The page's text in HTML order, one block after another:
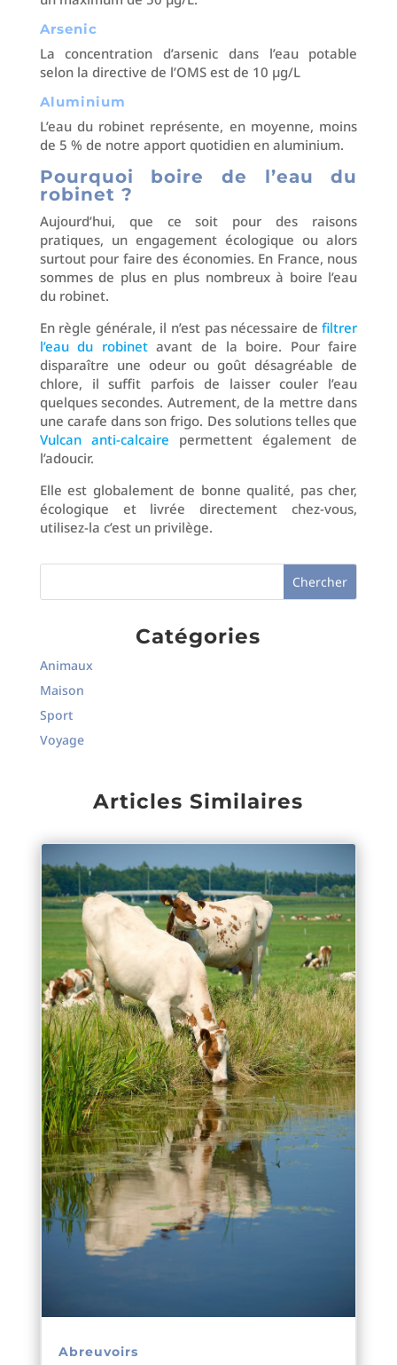
Arsenic
La concentration d’arsenic dans l’eau potable
selon la directive de l’OMS est de 10 µg/L
Aluminium
L’eau du robinet représente, en moyenne, moins
de 5 % de notre apport quotidien en aluminium.
Pourquoi boire de l’eau du
robinet ?
Aujourd’hui, que ce soit pour des raisons
pratiques, un engagement écologique ou alors
surtout pour faire des économies. En France, nous
sommes de plus en plus nombreux à boire l’eau
du robinet.
En règle générale, il n’est pas nécessaire defiltrer
l’eau du robinetavant de la boire. Pour faire
disparaître une odeur ou goût désagréable de
chlore, il suffit parfois de laisser couler l’eau
quelques secondes. Autrement, de la mettre dans
une carafe dans son frigo. Des solutions telles que
Vulcan anti-calcaire permettent également de
l’adoucir.
Elle est globalement de bonne qualité, pas cher,
écologique et livrée directement chez-vous,
utilisez-la c’est un privilège.
Catégories
Animaux
Maison
Sport
Voyage
Articles Similaires
Abreuvoirs